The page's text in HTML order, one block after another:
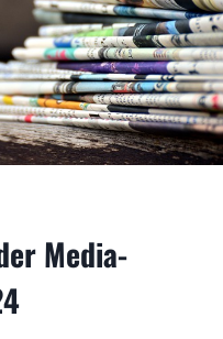
Media-